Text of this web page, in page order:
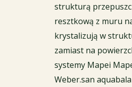
strukturą
resztkową z muru
krystalizują w
zamiast na
systemy Mapei
Weber.san